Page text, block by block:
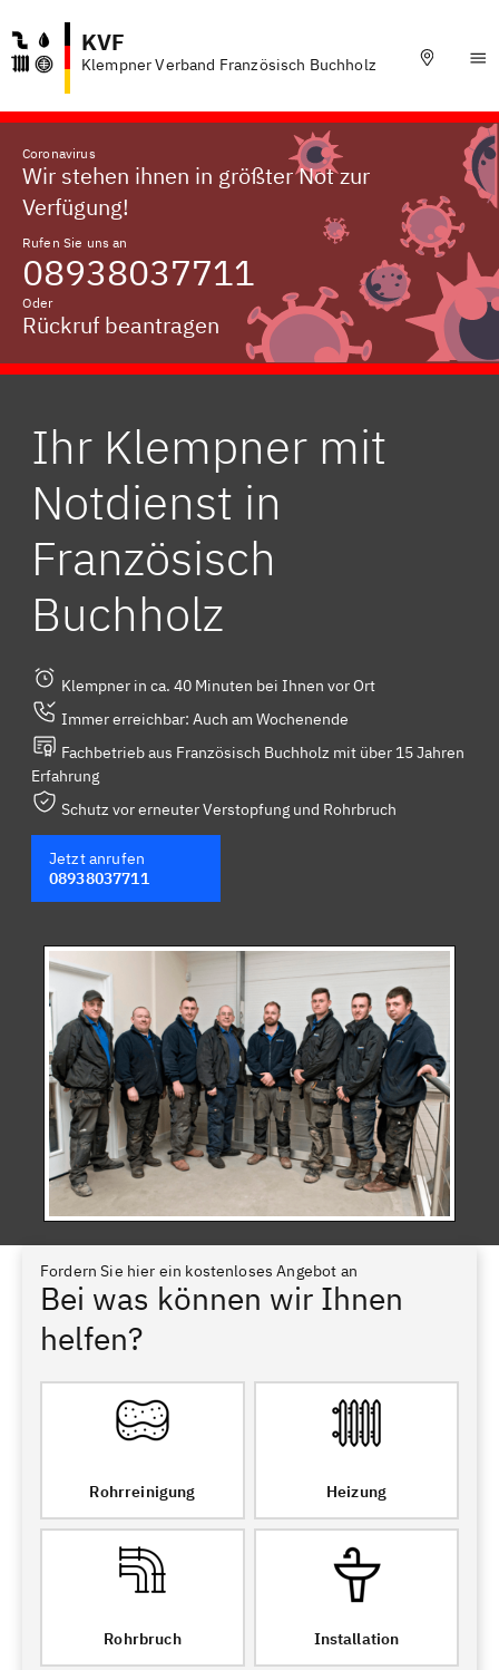
KVF
Klempner Verband Französisch Buchholz
Coronavirus
Wir stehen ihnen in größter Not zur
Verfügung!
Rufen Sie uns an
08938037711
Oder
Rückruf beantragen
Ihr Klempner mit
Notdienst in
Französisch
Buchholz
Klempner in ca. 40 Minuten bei Ihnen vor Ort
Immer erreichbar: Auch am Wochenende
Fachbetrieb aus Französisch Buchholz mit über 15 Jahren
Erfahrung
Schutz vor erneuter Verstopfung und Rohrbruch
Jetzt anrufen
08938037711
Fordern Sie hier ein kostenloses Angebot an
Bei was können wir Ihnen
helfen?
Rohrreinigung Heizung
Rohrbruch Installation